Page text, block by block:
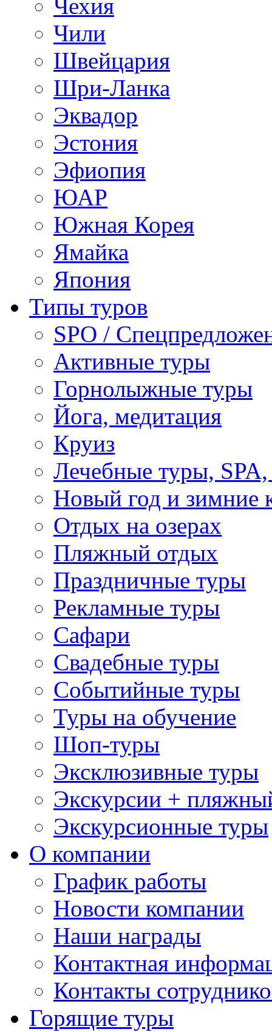
Чехия
Чили
Швейцария
Шри-Ланка
Эквадор
Эстония
Эфиопия
ЮАР
Южная Корея
Ямайка
Япония
Типы туров
SPO /
Активные туры
Горнолыжные туры
Йога, медитация
Круиз
Лечебные туры, SPA,
Новый год и зимние
Отдых на озерах
Пляжный отдых
Праздничные туры
Рекламные туры
Сафари
Свадебные туры
Событийные туры
Туры на обучение
Шоп-туры
Эксклюзивные туры
Экскурсии +
Экскурсионные туры
О компании
График работы
Новости компании
Наши награды
Контактная
Контакты
Горящие туры